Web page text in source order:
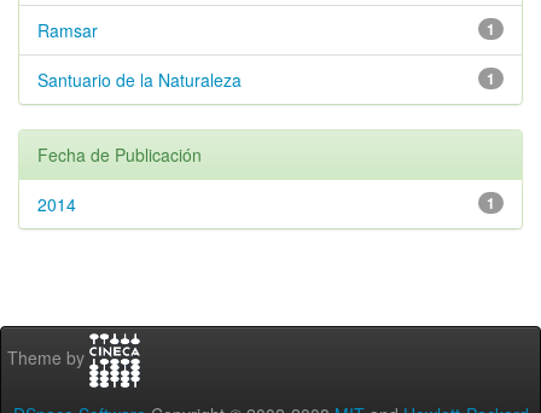
1
Ramsar
1
Santuario de la Naturaleza
Fecha de Publicación
1
2014
Theme by